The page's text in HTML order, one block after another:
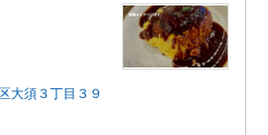
大須３丁目３９